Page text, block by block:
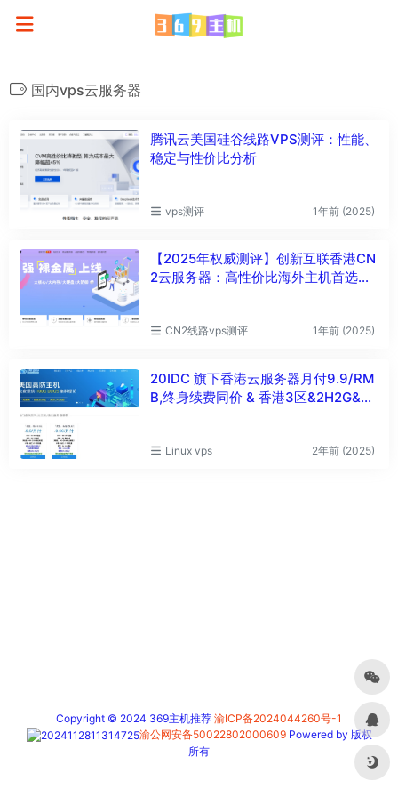
国内vps云服务器
腾讯云美国硅谷线路VPS测评：性能、
稳定与性价比分析
vps测评 1年前 (2025)
【2025年权威测评】创新互联香港CN
2云服务器：高性价比海外主机首选？
CN2线路vps测评 1年前 (2025)
20IDC 旗下香港云服务器月付9.9/RM
B,终身续费同价 & 香港3区&2H2G&硬
Linux vps 2年前 (2025)
Copyright © 2024 369主机推荐 渝ICP备2024044260号-1
渝公网安备50022802000609Powered by 版权
所有